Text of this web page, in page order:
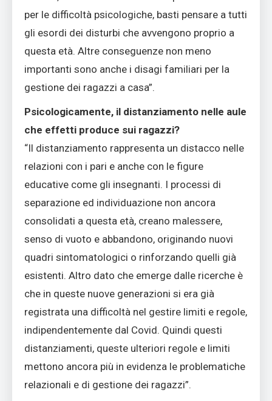
per le difficoltà psicologiche, basti pensare a tutti
gli esordi dei disturbi che avvengono proprio a
questa età. Altre conseguenze non meno
importanti sono anche i disagi familiari per la
gestione dei ragazzi a casa”.
Psicologicamente, il distanziamento nelle aule
che effetti produce sui ragazzi?
“Il distanziamento rappresenta un distacco nelle
relazioni con i pari e anche con le figure
educative come gli insegnanti. I processi di
separazione ed individuazione non ancora
consolidati a questa età, creano malessere,
senso di vuoto e abbandono, originando nuovi
quadri sintomatologici o rinforzando quelli già
esistenti. Altro dato che emerge dalle ricerche è
che in queste nuove generazioni si era già
registrata una difficoltà nel gestire limiti e regole,
indipendentemente dal Covid. Quindi questi
distanziamenti, queste ulteriori regole e limiti
mettono ancora più in evidenza le problematiche
relazionali e di gestione dei ragazzi”.